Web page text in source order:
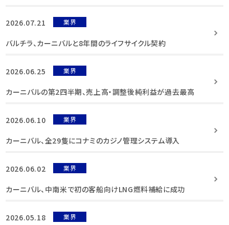
2026.07.21 業界
バルチラ、カーニバルと8年間のライフサイクル契約
2026.06.25 業界
カーニバルの第2四半期、売上高・調整後純利益が過去最高
2026.06.10 業界
カーニバル、全29隻にコナミのカジノ管理システム導入
2026.06.02 業界
カーニバル、中南米で初の客船向けLNG燃料補給に成功
2026.05.18 業界